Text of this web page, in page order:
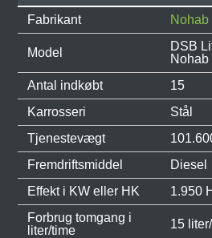
Fabrikant
Nohab
Model
DSB
Nohab
Antal indkøbt
15
Karrosseri
Stål
Tjenestevægt
Fremdriftsmiddel
Diesel
Effekt i KW eller HK
1.950
Forbrug tomgang i
liter/time
15